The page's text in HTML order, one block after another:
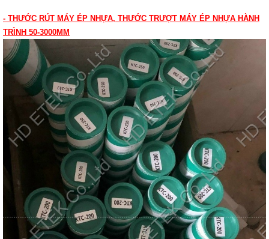
- THƯỚC RÚT MÁY ÉP NHỰA, THƯỚC TRƯỢT MÁY ÉP NHỰA HÀNH
TRÌNH 50-3000MM